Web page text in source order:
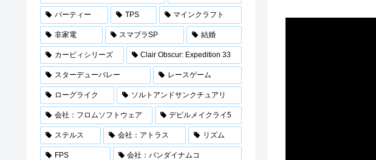
パーティー TPS マインクラフト
非家電 スマブラSP 結婚
カービィシリーズ Clair Obscur: Expedition 33
スターデューバレー レースゲーム
ローグライク ソルトアンドサンクチュアリ
会社：フロムソフトウェア デビルメイクライ5
ステルス 会社：アトラス リズム
FPS 会社：バンダイナムコ